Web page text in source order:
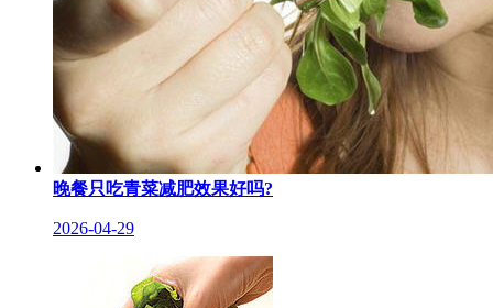
晚餐只吃青菜减肥效果好吗?
2026-04-29